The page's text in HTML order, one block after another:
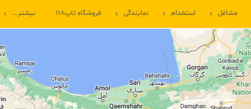
مشاغل استخدام نمایندگی فروشگاه تاپ۱۱۸ بیشتر...